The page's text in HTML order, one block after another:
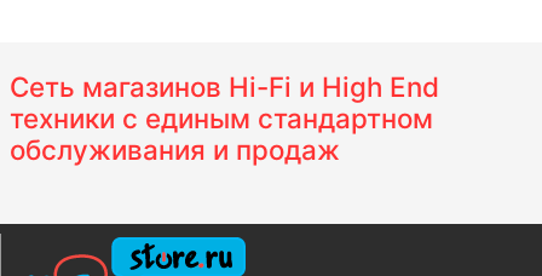
Сеть магазинов Hi-Fi и High End
техники с единым стандартном
обслуживания и продаж